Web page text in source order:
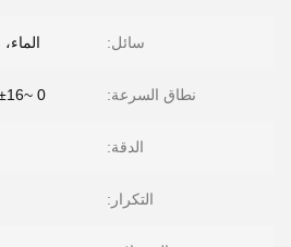
سائل:
نطاق السرعة: 0 ~±16 قدم/ثانية (0 ~±5 متر/ثانية)
الدقة:
التكرار: